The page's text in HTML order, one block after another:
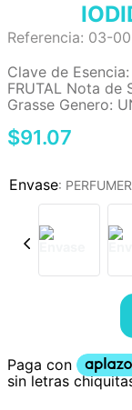
Referencia: 03-
Clave de
FRUTAL Nota de
Grasse Genero:
$91.07
: